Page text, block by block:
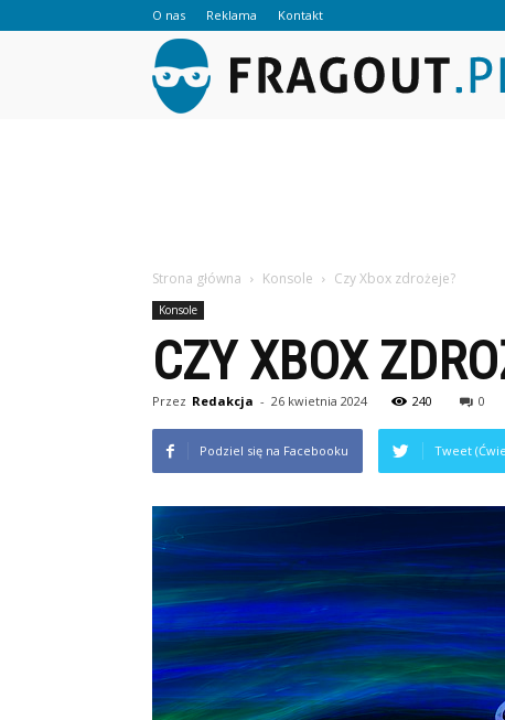
O nas Reklama Kontakt
Strona główna Konsole Czy Xbox zdrożeje?
Konsole
CZY XBOX
Przez Redakcja - 26 kwietnia 2024 240 0
Podziel się na Facebooku Tweet